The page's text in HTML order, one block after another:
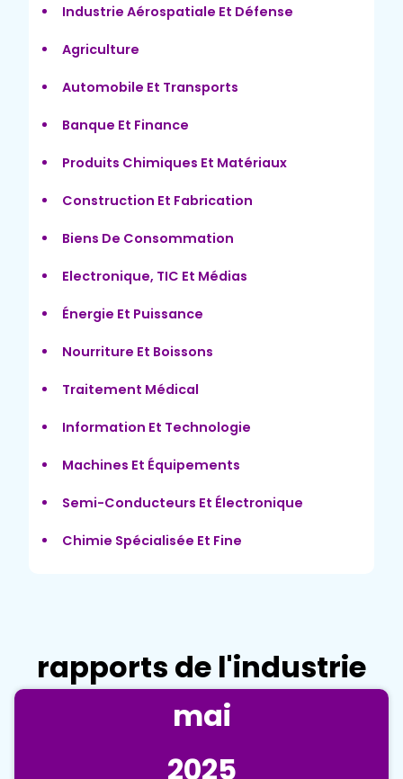
Industrie Aérospatiale Et Défense
Agriculture
Automobile Et Transports
Banque Et Finance
Produits Chimiques Et Matériaux
Construction Et Fabrication
Biens De Consommation
Electronique, TIC Et Médias
Énergie Et Puissance
Nourriture Et Boissons
Traitement Médical
Information Et Technologie
Machines Et Équipements
Semi-Conducteurs Et Électronique
Chimie Spécialisée Et Fine
rapports de l'industrie
mai
2025